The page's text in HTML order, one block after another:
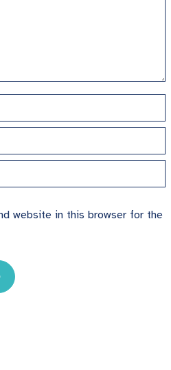
website in this browser for the